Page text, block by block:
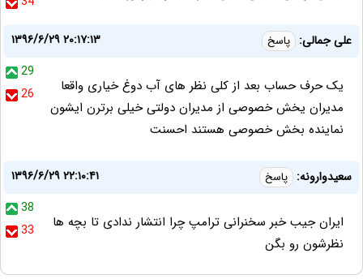
علی جمالی: پاسخ
۱۳۹۶/۶/۲۹ ۲۰:۱۷:۱۳
29
26
یک حرف حساب بعد از کلی نظر های آب دوغ خیاری واقعا
مدیران یخش خصوصی از مدیران دولتی خیلی برترن ایشون
نماینده بخش خصوصی هستند احسنت
سعیدوارونه: پاسخ
۱۳۹۶/۶/۲۹ ۲۲:۱۰:۴۱
38
33
ایران جیب خبر سخنرانی ترامپ چرا انتشار ندادی تا بچه ها
نظرشون رو بگن